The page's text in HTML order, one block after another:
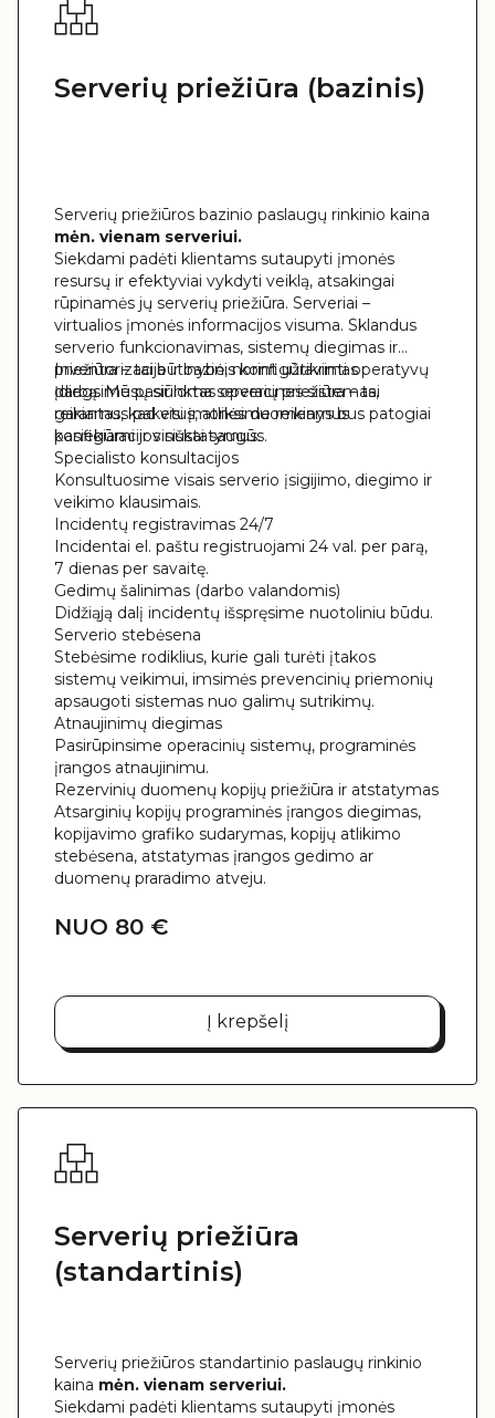
Serverių priežiūra (bazinis)
Serverių priežiūros bazinio paslaugų rinkinio kaina
mėn. vienam serveriui.
Siekdami padėti klientams sutaupyti įmonės
resursų ir efektyviai vykdyti veiklą, atsakingai
rūpinamės jų serverių priežiūra. Serveriai –
virtualios įmonės informacijos visuma. Sklandus
serverio funkcionavimas, sistemų diegimas ir
priežiūra – tai būtinybė, norint užtikrinti operatyvų
darbą. Mūsų siūloma serverių priežiūra – tai
garantas, kad visi įmonės duomenys bus patogiai
pasiekiami ir visiškai saugūs.
Inventorizacija ir bazinis konfigūravimas
Įdiegsime pasirinktas operacines sistemas,
reikiamus paketus, atliksime reikiamus
konfigūracijos nustatymus.
Specialisto konsultacijos
Konsultuosime visais serverio įsigijimo, diegimo ir
veikimo klausimais.
Incidentų registravimas 24/7
Incidentai el. paštu registruojami 24 val. per parą,
7 dienas per savaitę.
Gedimų šalinimas (darbo valandomis)
Didžiąją dalį incidentų išspręsime nuotoliniu būdu.
Serverio stebėsena
Stebėsime rodiklius, kurie gali turėti įtakos
sistemų veikimui, imsimės prevencinių priemonių
apsaugoti sistemas nuo galimų sutrikimų.
Atnaujinimų diegimas
Pasirūpinsime operacinių sistemų, programinės
įrangos atnaujinimu.
Rezervinių duomenų kopijų priežiūra ir atstatymas
Atsarginių kopijų programinės įrangos diegimas,
kopijavimo grafiko sudarymas, kopijų atlikimo
stebėsena, atstatymas įrangos gedimo ar
duomenų praradimo atveju.
NUO 80 €
Į krepšelį
Serverių priežiūra
(standartinis)
Serverių priežiūros standartinio paslaugų rinkinio
kaina mėn. vienam serveriui.
Siekdami padėti klientams sutaupyti įmonės